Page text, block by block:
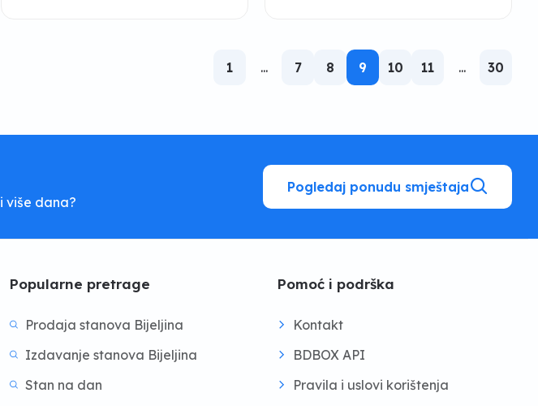
1 ... 7 8 9 10 11 ... 30
više dana?
Pogledaj ponudu smještaja
Popularne pretrage
Prodaja stanova Bijeljina
Izdavanje stanova Bijeljina
Stan na dan
Pomoć i podrška
Kontakt
BDBOX API
Pravila i uslovi korištenja